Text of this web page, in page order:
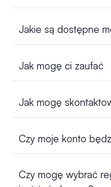
Jakie są dostępne
Jak mogę ci zaufać
Jak mogę
Czy moje konto
Czy mogę wybrać